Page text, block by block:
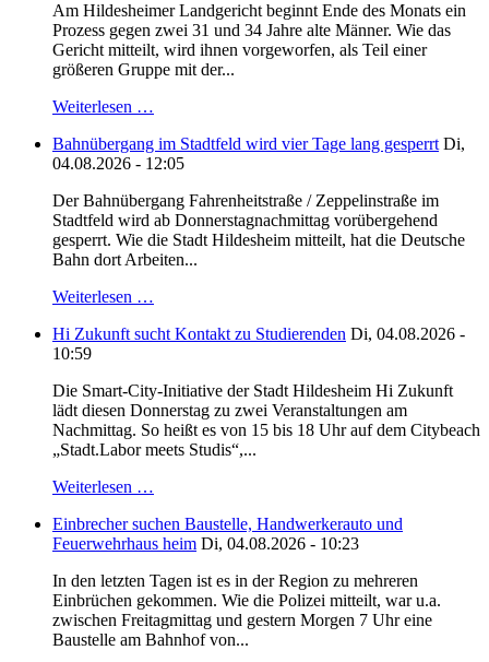
Am Hildesheimer Landgericht beginnt Ende des Monats ein
Prozess gegen zwei 31 und 34 Jahre alte Männer. Wie das
Gericht mitteilt, wird ihnen vorgeworfen, als Teil einer
größeren Gruppe mit der...
Weiterlesen …
Bahnübergang im Stadtfeld wird vier Tage lang gesperrt Di,
04.08.2026 - 12:05
Der Bahnübergang Fahrenheitstraße / Zeppelinstraße im
Stadtfeld wird ab Donnerstagnachmittag vorübergehend
gesperrt. Wie die Stadt Hildesheim mitteilt, hat die Deutsche
Bahn dort Arbeiten...
Weiterlesen …
Hi Zukunft sucht Kontakt zu Studierenden Di, 04.08.2026 -
10:59
Die Smart-City-Initiative der Stadt Hildesheim Hi Zukunft
lädt diesen Donnerstag zu zwei Veranstaltungen am
Nachmittag. So heißt es von 15 bis 18 Uhr auf dem Citybeach
„Stadt.Labor meets Studis“,...
Weiterlesen …
Einbrecher suchen Baustelle, Handwerkerauto und
Feuerwehrhaus heim Di, 04.08.2026 - 10:23
In den letzten Tagen ist es in der Region zu mehreren
Einbrüchen gekommen. Wie die Polizei mitteilt, war u.a.
zwischen Freitagmittag und gestern Morgen 7 Uhr eine
Baustelle am Bahnhof von...